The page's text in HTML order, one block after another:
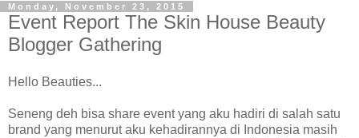
Monday, November 23, 2015
Event Report The Skin House Beauty
Blogger Gathering
Hello Beauties...
Seneng deh bisa share event yang aku hadiri di salah satu
brand yang menurut aku kehadirannya di Indonesia masih